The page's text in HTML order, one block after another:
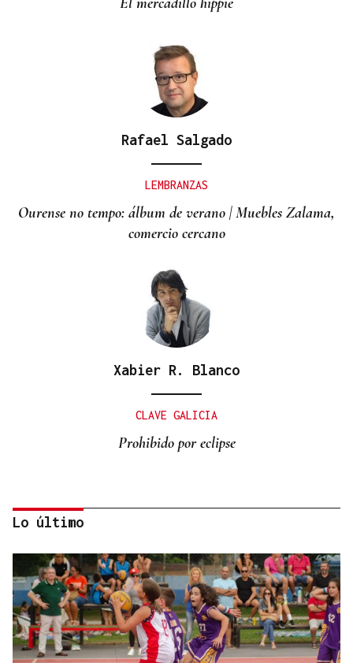
Rafael Salgado
LEMBRANZAS
Ourense no tempo: álbum de verano | Muebles Zalama,
comercio cercano
Xabier R. Blanco
CLAVE GALICIA
Prohibido por eclipse
Lalo Pavón
O AFIADOR
Un día haberá autobuses
Lo último